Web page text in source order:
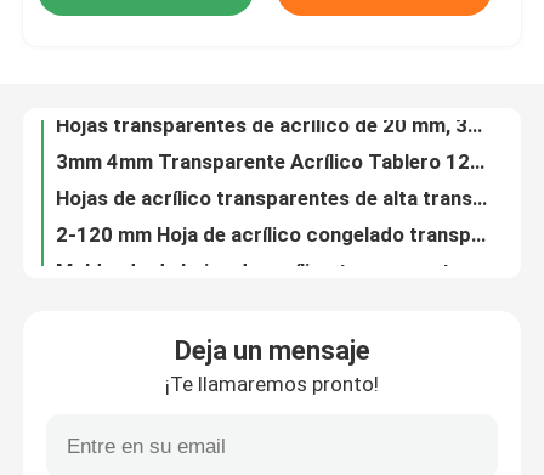
Control de calidad
Póngase en contacto
Casos de trabajo
Hojas de acrílico transparentes de alta transmisión de luz para tableros de señalización a prueba de intemperie
2-120 mm Hoja de acrílico congelado transparente cortada a medida Hoja de plástico fluorescente iridiscente
Moldeado de hojas de acrílico transparentes de 24x36 mm con certificado REACH
Hojas de acrílico transparentes de 1 mm y 10 mm de alta transmisión de luz
Deja un mensaje
¡Te llamaremos pronto!